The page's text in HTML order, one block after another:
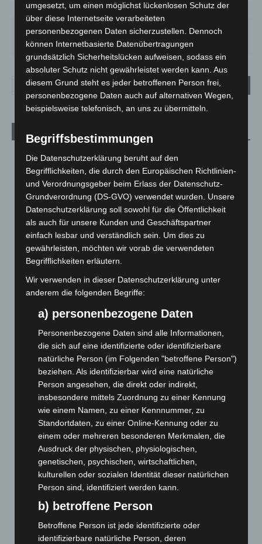
59% 1.8m/s 5%
SO.
33°
MO.
27°
DI.
24°
MI.
27°
DO.
Aktuelle Beiträge
Kunst trifft Weingenuss: Barbara-Susann Mehring zeigt ihre
Werke im Jacques’ Wein-Depot Isernhagen
8. August 2026
A2: Zweite Turbobaustelle startet zwischen Hannover-West
und Bothfeld
8. August 2026
Niedersachsen: Feuerwehrkräfte kehren nach
Waldbrandeinsatz aus Spanien zurück
7. August 2026
Hannover: Erste Tigermücken-Population in Niedersachsen
entdeckt
Brand im „Haus der Begegnung“ in Neuwarmbüchen schnell
eingedämmt
6. August 2026
Region Hannover: 21 neue Notfallsanitäter starten beim
Roten Kreuz
5. August 2026
Mann läuft mit Hockeyschläger über A7 – Polizei sucht
5. August 2026
5. August 2026
umgesetzt, um einen möglichst lückenlosen Schutz der
über diese Internetseite verarbeiteten
personenbezogenen Daten sicherzustellen. Dennoch
können Internetbasierte Datenübertragungen
grundsätzlich Sicherheitslücken aufweisen, sodass ein
absoluter Schutz nicht gewährleistet werden kann. Aus
diesem Grund steht es jeder betroffenen Person frei,
personenbezogene Daten auch auf alternativen Wegen,
beispielsweise telefonisch, an uns zu übermitteln.
Begriffsbestimmungen
Die Datenschutzerklärung beruht auf den
Begrifflichkeiten, die durch den Europäischen Richtlinien-
und Verordnungsgeber beim Erlass der Datenschutz-
Grundverordnung (DS-GVO) verwendet wurden. Unsere
Datenschutzerklärung soll sowohl für die Öffentlichkeit
als auch für unsere Kunden und Geschäftspartner
einfach lesbar und verständlich sein. Um dies zu
gewährleisten, möchten wir vorab die verwendeten
Begrifflichkeiten erläutern.
Wir verwenden in dieser Datenschutzerklärung unter
anderem die folgenden Begriffe:
a) personenbezogene Daten
Personenbezogene Daten sind alle Informationen,
die sich auf eine identifizierte oder identifizierbare
natürliche Person (im Folgenden "betroffene Person")
beziehen. Als identifizierbar wird eine natürliche
Person angesehen, die direkt oder indirekt,
insbesondere mittels Zuordnung zu einer Kennung
wie einem Namen, zu einer Kennnummer, zu
Standortdaten, zu einer Online-Kennung oder zu
einem oder mehreren besonderen Merkmalen, die
Ausdruck der physischen, physiologischen,
genetischen, psychischen, wirtschaftlichen,
kulturellen oder sozialen Identität dieser natürlichen
Person sind, identifiziert werden kann.
b) betroffene Person
Betroffene Person ist jede identifizierte oder
identifizierbare natürliche Person, deren